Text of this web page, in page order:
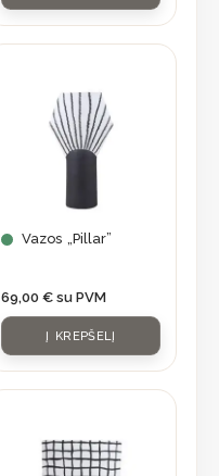
Vazos „Pillar”
69,00 € su PVM
Į KREPŠELĮ